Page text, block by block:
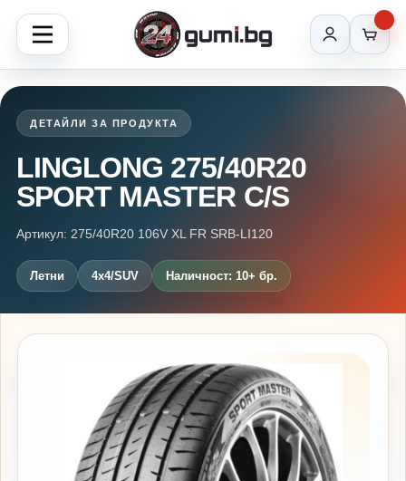
ДЕТАЙЛИ ЗА ПРОДУКТА
LINGLONG 275/40R20
SPORT MASTER C/S
Артикул: 275/40R20 106V XL FR SRB-LI120
Летни 4x4/SUV Наличност: 10+ бр.